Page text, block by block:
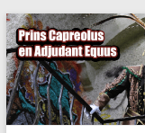
Ga
naar
de
inhoud